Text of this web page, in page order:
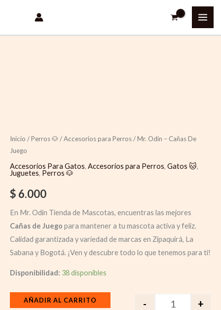
contenido
Inicio /Perros 🐶/Accesorios para Perros/ Mr. Odin – Cañas De
Juego
Accesorios Para Gatos, Accesorios para Perros, Gatos 🐱,
Juguetes, Perros 🐶
$ 6.000
En Mr. Odin Tienda de Mascotas, encuentras las mejores
Cañas de Juego para mantener a tu mascota activa y feliz.
Calidad garantizada y variedad de marcas en Zipaquirá, La
Sabana y Bogotá. ¡Ven y descubre todo lo que tenemos para ti!
Disponibilidad: 38 disponibles
- +
AÑADIR AL CARRITO